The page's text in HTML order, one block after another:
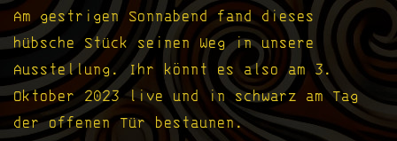
Am gestrigen Sonnabend fand dieses
hübsche Stück seinen Weg in unsere
Ausstellung. Ihr könnt es also am 3.
Oktober 2023 live und in schwarz am Tag
der offenen Tür bestaunen.